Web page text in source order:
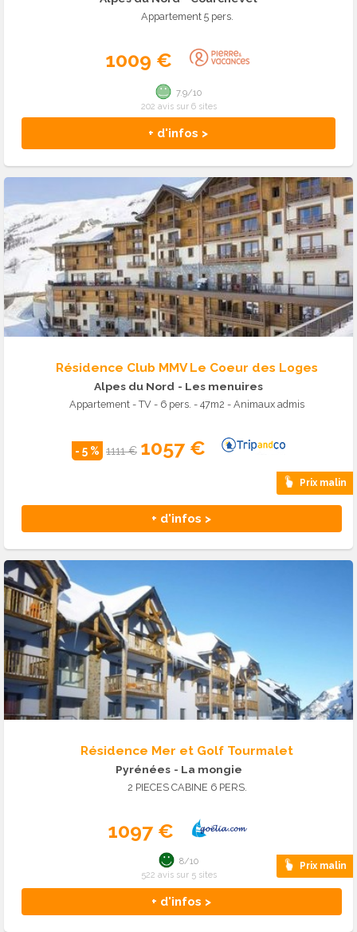
Appartement 5 pers.
1009 €
+ d'infos >
7.9/10
202 avis sur 6 sites
Résidence Club MMV Le Coeur des Loges
Alpes du Nord - Les menuires
Appartement - TV - 6 pers. - 47m2 - Animaux admis
- 5 % 1111 € 1057 €
Prix malin
+ d'infos >
Résidence Mer et Golf Tourmalet
Pyrénées - La mongie
2 PIECES CABINE 6 PERS.
1097 €
Prix malin
+ d'infos >
8/10
522 avis sur 5 sites